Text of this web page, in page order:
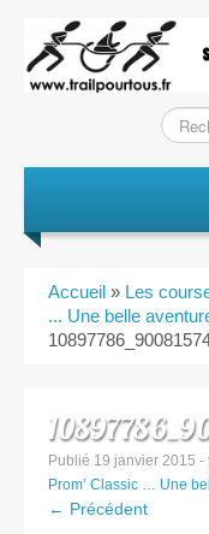
L’Association
Training / Courses
Entraînements
Accueil » Les
... Une belle
Publié 19 janvier 2015 -
Prom’ Classic … Une
← Précédent